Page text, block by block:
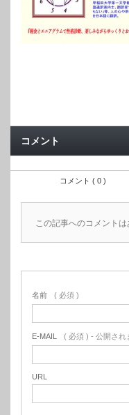
コメント
コメント ( 0 )
この記事へのコメントは
名前 ( 必須 )
E-MAIL ( 必須 ) - 公開され
URL